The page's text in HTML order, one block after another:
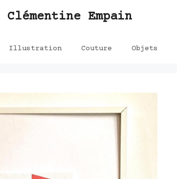
Clémentine Empain
Illustration Couture Objets